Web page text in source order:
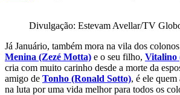
Divulgação: Estevam Avellar/TV
Já Januário, também mora na vila dos
Menina (Zezé Motta) e o seu filho, Vitalino
cria com muito carinho desde a morte da
amigo de Tonho (Ronald Sotto), é ele
na luta por uma vida melhor para todos os